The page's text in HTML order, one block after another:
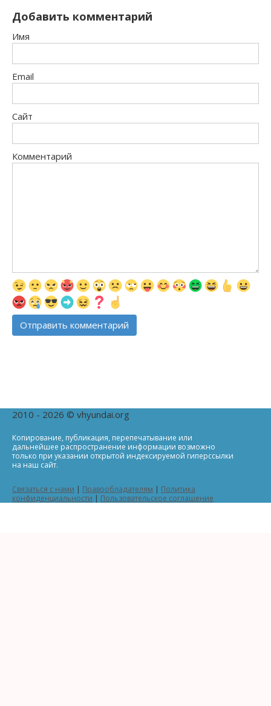
Добавить комментарий
Имя
Email
Сайт
Комментарий
2010 - 2026 © vhyundai.org
Копирование, публикация, перепечатывание или
дальнейшее распространение информации возможно
только при указании открытой индексируемой гиперссылки
на наш сайт.
Связаться с нами | Правообладателям | Политика
конфиденциальности | Пользовательское соглашение